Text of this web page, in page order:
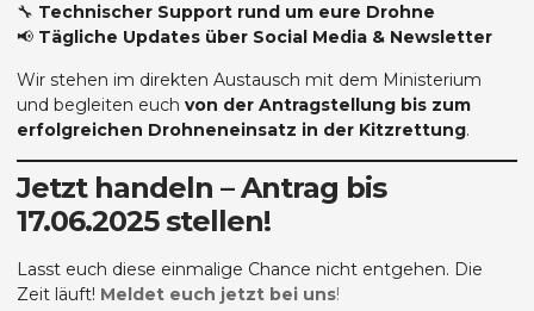
🔧 Technischer Support rund um eure Drohne
📢 Tägliche Updates über Social Media & Newsletter
Wir stehen im direkten Austausch mit dem Ministerium
und begleiten euch von der Antragstellung bis zum
erfolgreichen Drohneneinsatz in der Kitzrettung.
Jetzt handeln – Antrag bis
17.06.2025 stellen!
Lasst euch diese einmalige Chance nicht entgehen. Die
Zeit läuft! Meldet euch jetzt bei uns!